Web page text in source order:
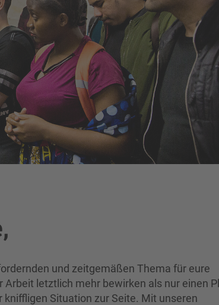
und zeitgemäßen Thema für eure
letztlich mehr bewirken als nur einen
kniffligen Situation zur Seite. Mit unseren